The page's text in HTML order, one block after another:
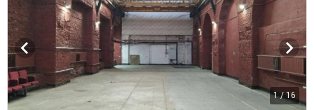
1 / 16